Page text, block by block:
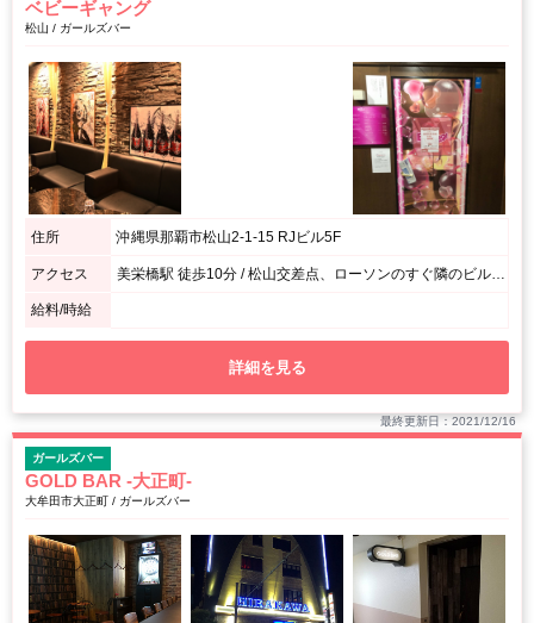
ベビーギャング
松山 / ガールズバー
住所 沖縄県那覇市松山2-1-15 RJビル5F
アクセス 美栄橋駅 徒歩10分 / 松山交差点、ローソンのすぐ隣のビルの5階
給料/時給
詳細を見る
最終更新日：2021/12/16
ガールズバー
GOLD BAR -大正町-
大牟田市大正町 / ガールズバー